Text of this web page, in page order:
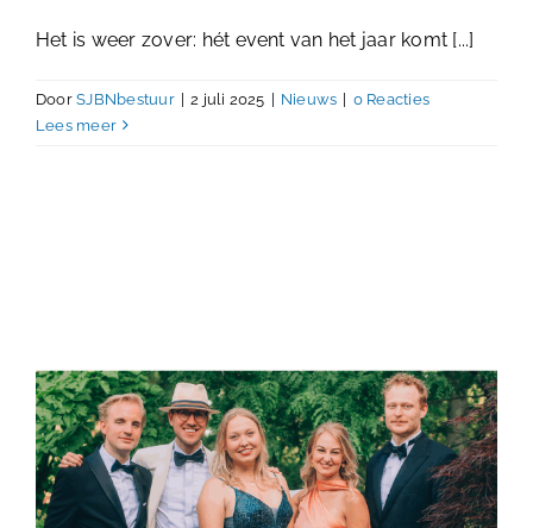
Het is weer zover: hét event van het jaar komt [...]
DoorSJBNbestuur | 2 juli 2025 | Nieuws | 0 Reacties
Lees meer
𝐄𝐘𝐁𝐀 𝐀𝐦𝐬𝐭𝐞𝐫𝐝𝐚𝐦